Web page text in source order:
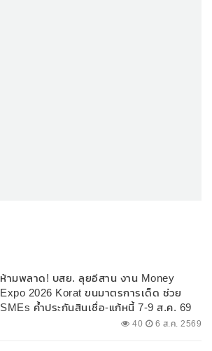
ห้ามพลาด! บสย. ลุยอีสาน งาน Money
Expo 2026 Korat ขนมาตรการเด็ด ช่วย
SMEs ค้ำประกันสินเชื่อ-แก้หนี้ 7-9 ส.ค. 69
40 6 ส.ค. 2569